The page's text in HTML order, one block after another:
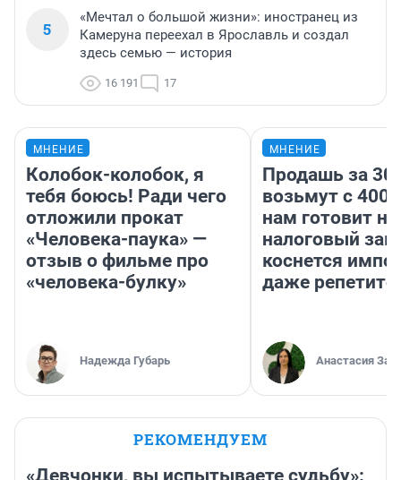
5
«Мечтал о большой жизни»: иностранец из
Камеруна переехал в Ярославль и создал
здесь семью — история
16 191 17
МНЕНИЕ
Колобок-колобок, я
тебя боюсь! Ради чего
отложили прокат
«Человека-паука» —
отзыв о фильме про
«человека-булку»
Надежда Губарь
МНЕНИЕ
Продашь за
возьмут с
нам готовит
налоговый
коснется
даже
Анастасия
РЕКОМЕНДУЕМ